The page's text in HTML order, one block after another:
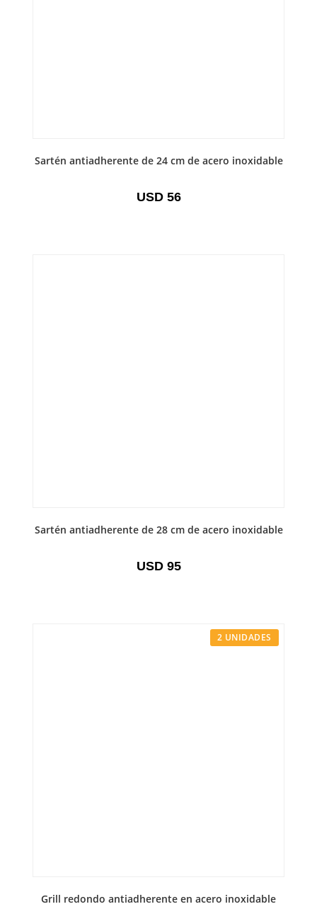
Sartén antiadherente de 24 cm de acero inoxidable
USD56
Sartén antiadherente de 28 cm de acero inoxidable
USD95
2 UNIDADES
Grill redondo antiadherente en acero inoxidable